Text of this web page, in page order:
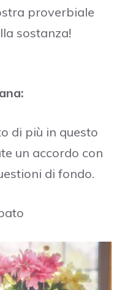
proverbiale
sostanza!
di più in questo
un accordo con
di fondo.